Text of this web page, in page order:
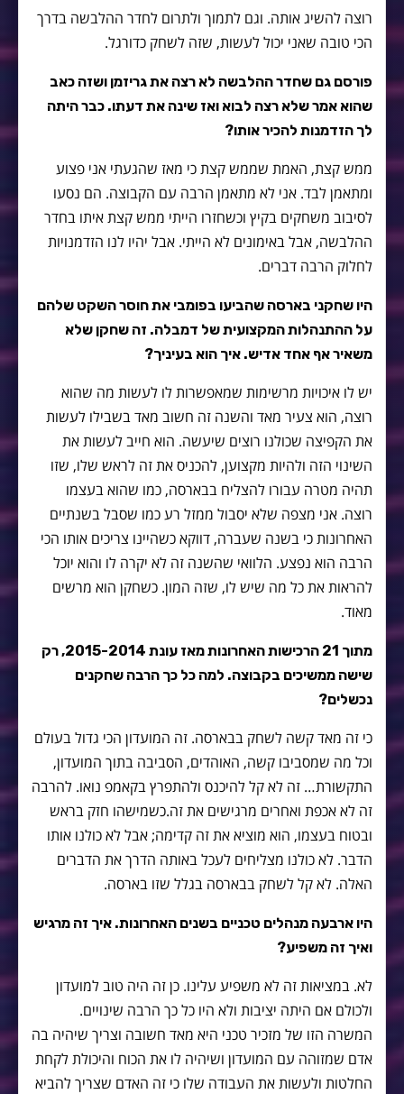
רוצה להשיג אותה. וגם לתמוך ולתרום לחדר ההלבשה בדרך
הכי טובה שאני יכול לעשות, שזה לשחק כדורגל.
פורסם גם שחדר ההלבשה לא רצה את גריזמן ושזה כאב
שהוא אמר שלא רצה לבוא ואז שינה את דעתו. כבר היתה
לך הזדמנות להכיר אותו?
ממש קצת, האמת שממש קצת כי מאז שהגעתי אני פצוע
ומתאמן לבד. אני לא מתאמן הרבה עם הקבוצה. הם נסעו
לסיבוב משחקים בקיץ וכשחזרו הייתי ממש קצת איתו בחדר
ההלבשה, אבל באימונים לא הייתי. אבל יהיו לנו הזדמנויות
לחלוק הרבה דברים.
היו שחקני בארסה שהביעו בפומבי את חוסר השקט שלהם
על ההתנהלות המקצועית של דמבלה. זה שחקן שלא
משאיר אף אחד אדיש. איך הוא בעיניך?
יש לו איכויות מרשימות שמאפשרות לו לעשות מה שהוא
רוצה, הוא צעיר מאד והשנה זה חשוב מאד בשבילו לעשות
את הקפיצה שכולנו רוצים שיעשה. הוא חייב לעשות את
השינוי הזה ולהיות מקצוען, להכניס את זה לראש שלו, שזו
תהיה מטרה עבורו להצליח בבארסה, כמו שהוא בעצמו
רוצה. אני מצפה שלא יסבול ממזל רע כמו שסבל בשנתיים
האחרונות כי בשנה שעברה, דווקא כשהיינו צריכים אותו הכי
הרבה הוא נפצע. הלוואי שהשנה זה לא יקרה לו והוא יוכל
להראות את כל מה שיש לו, שזה המון. כשחקן הוא מרשים
מאוד.
מתוך 21 הרכישות האחרונות מאז עונת 2015-2014, רק
שישה ממשיכים בקבוצה. למה כל כך הרבה שחקנים
נכשלים?
כי זה מאד קשה לשחק בבארסה. זה המועדון הכי גדול בעולם
וכל מה שמסביבו קשה, האוהדים, הסביבה בתוך המועדון,
התקשורת… זה לא קל להיכנס ולהתפרץ בקאמפ נואו. להרבה
זה לא אכפת ואחרים מרגישים את זה.כשמישהו חזק בראש
ובטוח בעצמו, הוא מוציא את זה קדימה; אבל לא כולנו אותו
הדבר. לא כולנו מצליחים לעכל באותה הדרך את הדברים
האלה. לא קל לשחק בבארסה בגלל שזו בארסה.
היו ארבעה מנהלים טכניים בשנים האחרונות. איך זה מרגיש
ואיך זה משפיע?
לא. במציאות זה לא משפיע עלינו. כן זה היה טוב למועדון
ולכולם אם היתה יציבות ולא היו כל כך הרבה שינויים.
המשרה הזו של מזכיר טכני היא מאד חשובה וצריך שיהיה בה
אדם שמזוהה עם המועדון ושיהיה לו את הכוח והיכולת לקחת
החלטות ולעשות את העבודה שלו כי זה האדם שצריך להביא